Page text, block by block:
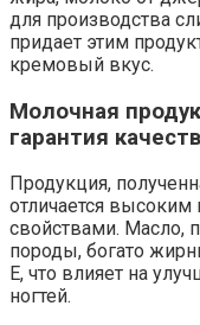
для производства
придает этим
кремовый вкус.
Молочная
гарантия
Продукция,
отличается
свойствами. Масло,
породы, богато
E, что влияет на
ногтей.